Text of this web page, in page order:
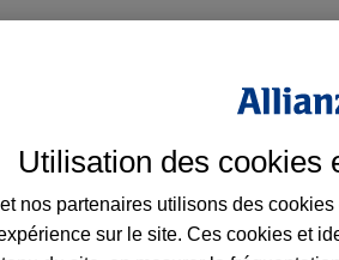
avis de
Utilisation des cookies
nos partenaires utilisons des
sur le site. Ces cookies et